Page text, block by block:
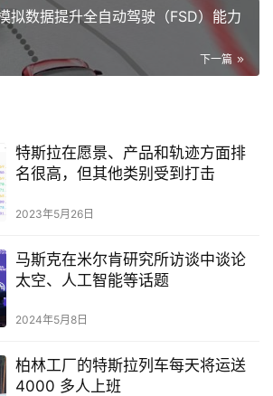
拟数据提升全自动驾驶（FSD）能力
下一篇
特斯拉在愿景、产品和轨迹方面排
名很高，但其他类别受到打击
2023年5月26日
马斯克在米尔肯研究所访谈中谈论
太空、人工智能等话题
2024年5月8日
柏林工厂的特斯拉列车每天将运送
4000 多人上班